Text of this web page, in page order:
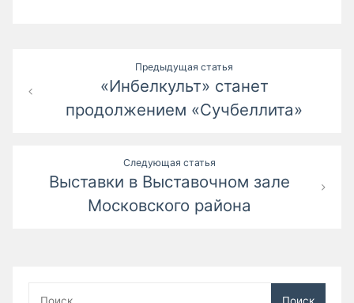
по
записям
Предыдущая статья
«Инбелкульт» станет
продолжением «Сучбеллита»
Следующая статья
Выставки в Выставочном зале
Московского района